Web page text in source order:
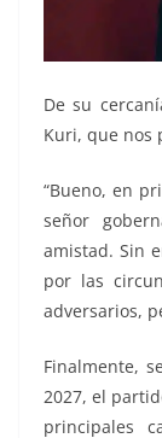
De su
Kuri, que nos
“Bueno, en
señor
amistad. Sin
por las
adversarios,
Finalmente,
2027, el
principales